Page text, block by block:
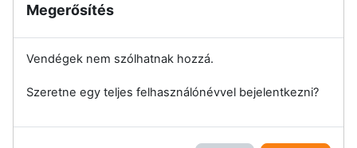
Megerősítés
Vendégek nem szólhatnak hozzá.
Szeretne egy teljes felhasználónévvel bejelentkezni?